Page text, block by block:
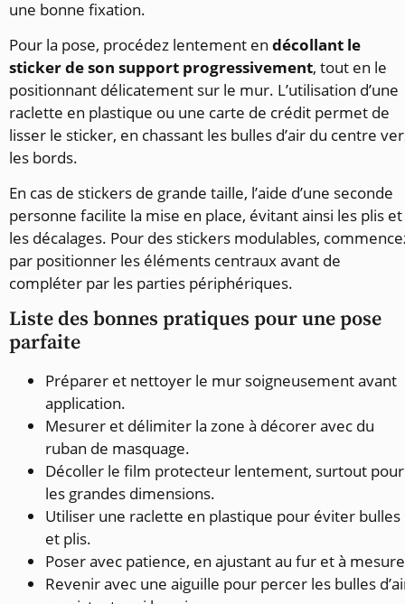
une bonne fixation.
Pour la pose, procédez lentement en décollant le
sticker de son support progressivement, tout en le
positionnant délicatement sur le mur. L’utilisation d’une
raclette en plastique ou une carte de crédit permet de
lisser le sticker, en chassant les bulles d’air du centre
les bords.
En cas de stickers de grande taille, l’aide d’une seconde
personne facilite la mise en place, évitant ainsi les plis et
les décalages. Pour des stickers modulables,
par positionner les éléments centraux avant de
compléter par les parties périphériques.
Liste des bonnes pratiques pour une pose
parfaite
Préparer et nettoyer le mur soigneusement avant
application.
Mesurer et délimiter la zone à décorer avec du
ruban de masquage.
Décoller le film protecteur lentement, surtout pour
les grandes dimensions.
Utiliser une raclette en plastique pour éviter bulles
et plis.
Poser avec patience, en ajustant au fur et à
Revenir avec une aiguille pour percer les bulles